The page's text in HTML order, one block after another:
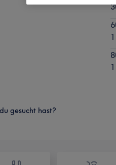
gesucht hast?